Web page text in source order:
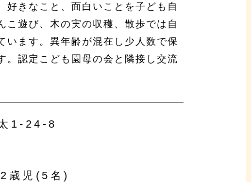
好きなこと、面白いことを子ども自
こ遊び、木の実の収穫、散歩では自
います。異年齢が混在し少人数で保
。認定こども園母の会と隣接し交流
1-24-8
歳児(5名)